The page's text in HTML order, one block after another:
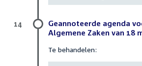
Geannoteerde agenda
Algemene Zaken van 18
Te behandelen:
14